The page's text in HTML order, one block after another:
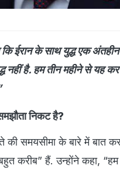
कि ईरान के साथ युद्ध एक
नहीं है. हम तीन महीने से
निकट है?
की समयसीमा के बारे में बात
करीब” हैं. उन्होंने कहा,